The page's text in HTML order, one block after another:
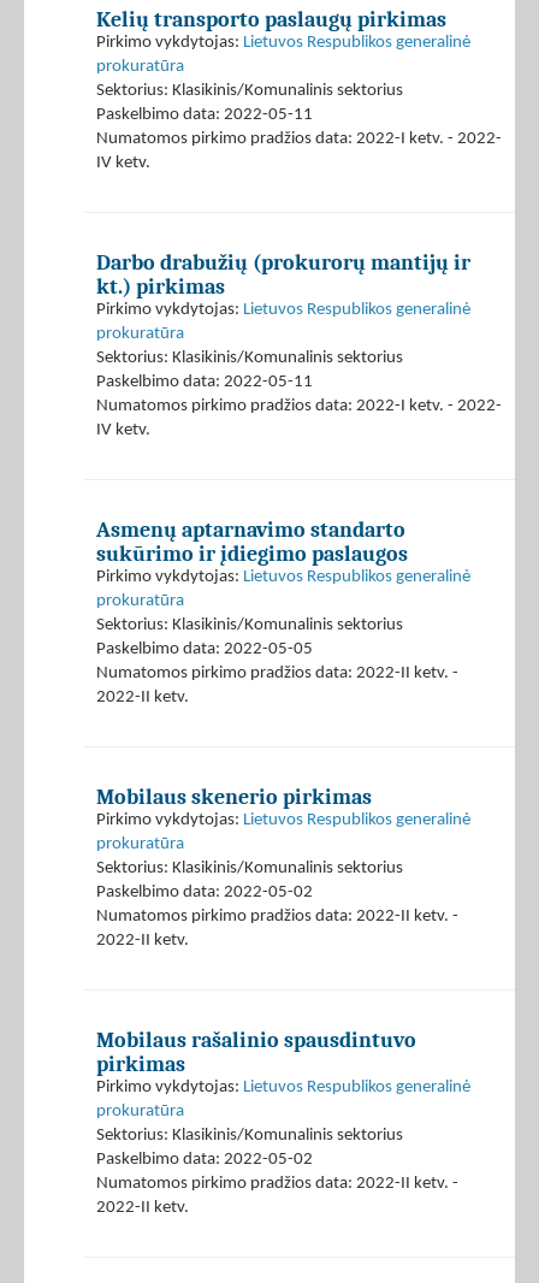
Kelių transporto paslaugų pirkimas
Pirkimo vykdytojas: Lietuvos Respublikos generalinė
prokuratūra
Sektorius: Klasikinis/Komunalinis sektorius
Paskelbimo data: 2022-05-11
Numatomos pirkimo pradžios data: 2022-I ketv. - 2022-
IV ketv.
Darbo drabužių (prokurorų mantijų ir
kt.) pirkimas
Pirkimo vykdytojas: Lietuvos Respublikos generalinė
prokuratūra
Sektorius: Klasikinis/Komunalinis sektorius
Paskelbimo data: 2022-05-11
Numatomos pirkimo pradžios data: 2022-I ketv. - 2022-
IV ketv.
Asmenų aptarnavimo standarto
sukūrimo ir įdiegimo paslaugos
Pirkimo vykdytojas: Lietuvos Respublikos generalinė
prokuratūra
Sektorius: Klasikinis/Komunalinis sektorius
Paskelbimo data: 2022-05-05
Numatomos pirkimo pradžios data: 2022-II ketv. -
2022-II ketv.
Mobilaus skenerio pirkimas
Pirkimo vykdytojas: Lietuvos Respublikos generalinė
prokuratūra
Sektorius: Klasikinis/Komunalinis sektorius
Paskelbimo data: 2022-05-02
Numatomos pirkimo pradžios data: 2022-II ketv. -
2022-II ketv.
Mobilaus rašalinio spausdintuvo
pirkimas
Pirkimo vykdytojas: Lietuvos Respublikos generalinė
prokuratūra
Sektorius: Klasikinis/Komunalinis sektorius
Paskelbimo data: 2022-05-02
Numatomos pirkimo pradžios data: 2022-II ketv. -
2022-II ketv.